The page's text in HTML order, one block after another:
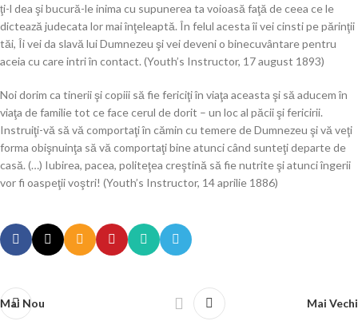
ţi-l dea şi bucură-le inima cu supunerea ta voioasă faţă de ceea ce le
dictează judecata lor mai înţeleaptă. În felul acesta îi vei cinsti pe părinţii
tăi, Îi vei da slavă lui Dumnezeu şi vei deveni o binecuvântare pentru
aceia cu care intri în contact. (Youth’s Instructor, 17 august 1893)
Noi dorim ca tinerii şi copiii să fie fericiţi în viaţa aceasta şi să aducem în
viaţa de familie tot ce face cerul de dorit – un loc al păcii şi fericirii.
Instruiţi-vă să vă comportaţi în cămin cu temere de Dumnezeu şi vă veţi
forma obişnuinţa să vă comportaţi bine atunci când sunteţi departe de
casă. (…) Iubirea, pacea, politeţea creştină să fie nutrite şi atunci îngerii
vor fi oaspeţii voştri! (Youth’s Instructor, 14 aprilie 1886)
Mai Nou Mai Vechi